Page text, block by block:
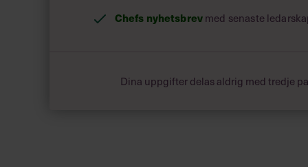
Chefs nyhetsbrev med senaste
Dina uppgifter delas aldrig med tredje